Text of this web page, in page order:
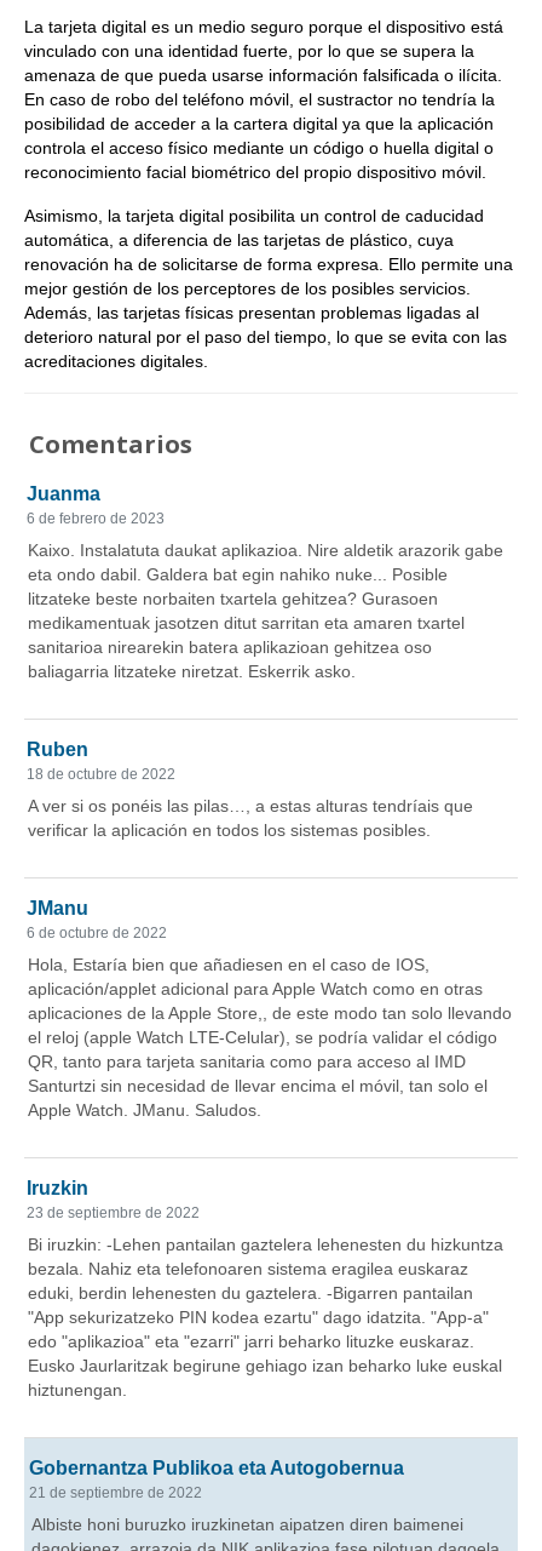
La tarjeta digital es un medio seguro porque el dispositivo está
vinculado con una identidad fuerte, por lo que se supera la
amenaza de que pueda usarse información falsificada o ilícita.
En caso de robo del teléfono móvil, el sustractor no tendría la
posibilidad de acceder a la cartera digital ya que la aplicación
controla el acceso físico mediante un código o huella digital o
reconocimiento facial biométrico del propio dispositivo móvil.
Asimismo, la tarjeta digital posibilita un control de caducidad
automática, a diferencia de las tarjetas de plástico, cuya
renovación ha de solicitarse de forma expresa. Ello permite una
mejor gestión de los perceptores de los posibles servicios.
Además, las tarjetas físicas presentan problemas ligadas al
deterioro natural por el paso del tiempo, lo que se evita con las
acreditaciones digitales.
Comentarios